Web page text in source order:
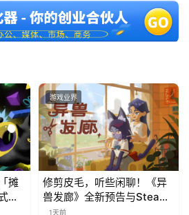
摊
开
游戏业界
修剪皮毛，听些闲聊！《异
兽发廊》全新预告与Steam
免费试玩公开
1天前